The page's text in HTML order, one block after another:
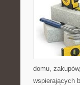
domu,
wspierających